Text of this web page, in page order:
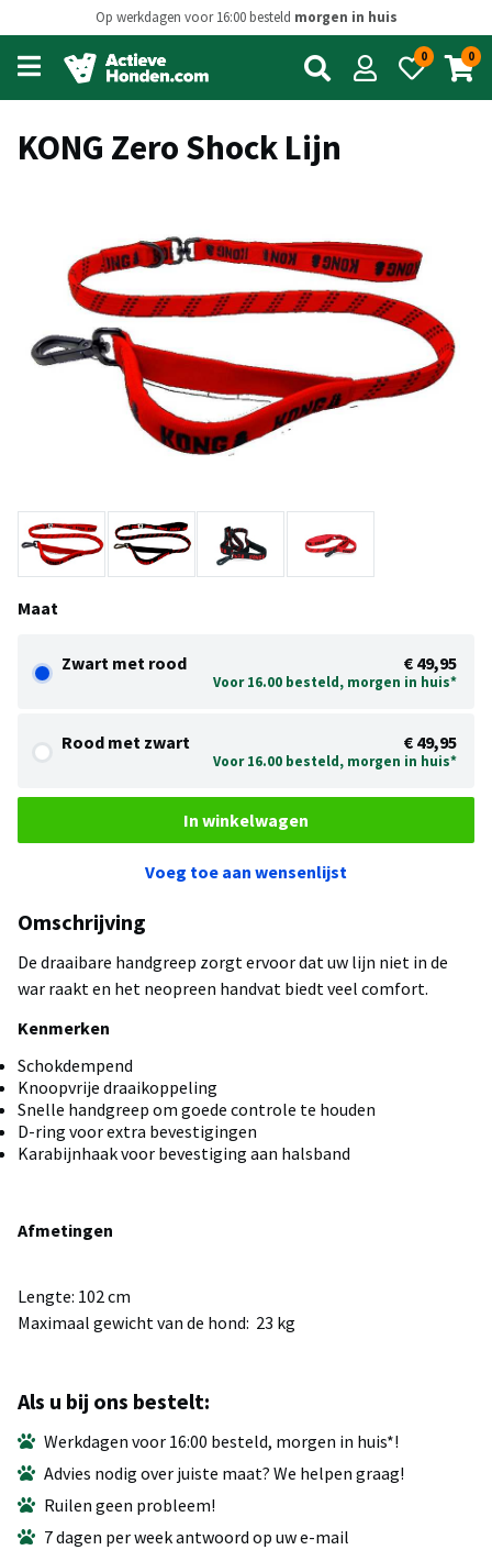
Op werkdagen voor 16:00 besteld morgen in huis
Open
main
menu
0 0
KONG Zero Shock Lijn
Maat
Zwart met rood € 49,95
Voor 16.00 besteld, morgen in huis*
Rood met zwart € 49,95
Voor 16.00 besteld, morgen in huis*
In winkelwagen
Voeg toe aan wensenlijst
Omschrijving
De draaibare handgreep zorgt ervoor dat uw lijn niet in de
war raakt en het neopreen handvat biedt veel comfort.
Kenmerken
Schokdempend
Knoopvrije draaikoppeling
Snelle handgreep om goede controle te houden
D-ring voor extra bevestigingen
Karabijnhaak voor bevestiging aan halsband
Afmetingen
Lengte: 102 cm
Maximaal gewicht van de hond: 23 kg
Als u bij ons bestelt:
Werkdagen voor 16:00 besteld, morgen in huis*!
Advies nodig over juiste maat? We helpen graag!
Ruilen geen probleem!
7 dagen per week antwoord op uw e-mail